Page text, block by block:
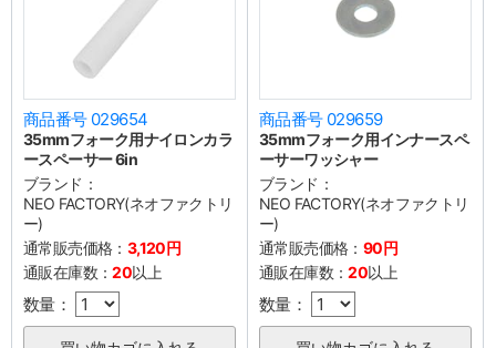
商品番号 029654
35mmフォーク用ナイロンカラ
ースペーサー 6in
ブランド：
NEO FACTORY(ネオファクトリ
ー)
通常販売価格： 3,120円
通販在庫数：20以上
数量：
商品番号 029659
35mmフォーク用インナースペ
ーサーワッシャー
ブランド：
NEO FACTORY(ネオファクトリ
ー)
通常販売価格： 90円
通販在庫数：20以上
数量：